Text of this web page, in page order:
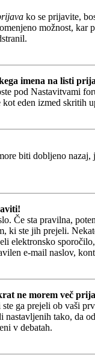
ko se prijavite,
možnost, kar
imena na listi
pod Nastavitvami
kot eden izmed skritih
biti dobljeno
Če sta pravilna,
ki ste jih prejeli.
elektronsko
e-mail naslov,
ne morem več
ga prejeli ob vaši
tako, da
v debatah.